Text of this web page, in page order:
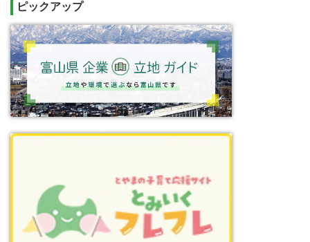
ピックアップ